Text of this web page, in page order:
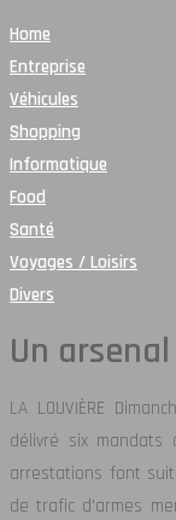
Home
Entreprise
Véhicules
Shopping
Informatique
Food
Santé
Voyages / Loisirs
Divers
Un
LA LOUVIÈRE
délivré six mandats
arrestations font
de trafic d’armes